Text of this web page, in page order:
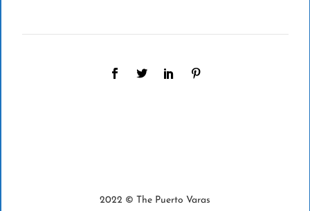
2022 © The Puerto Varas